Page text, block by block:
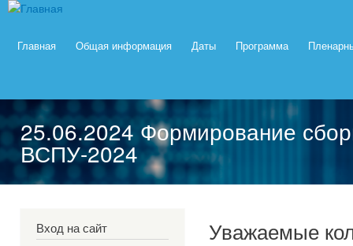
XIV
Всероссийское
проблемам
управления
Россия,
Москва,
17-20
июня
2024
Главная Общая информация Даты Программа
25.06.2024 Формирование
ВСПУ-2024
Вы здесь
Вход на сайт
Уважаемые